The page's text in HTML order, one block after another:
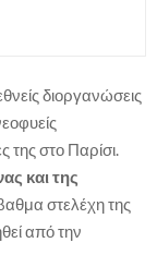
διοργανώσεις
της στο Παρίσι.
και της
στελέχη της
από την